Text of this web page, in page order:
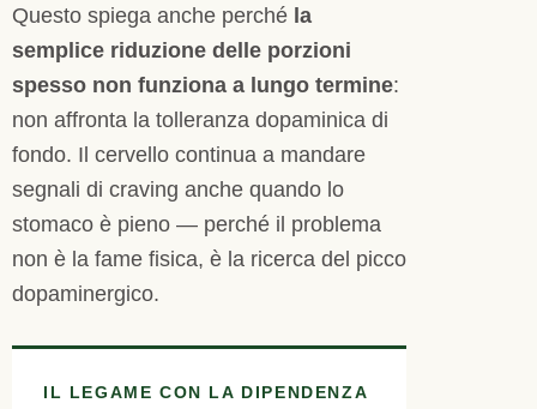
Questo spiega anche perché la
semplice riduzione delle porzioni
spesso non funziona a lungo termine:
non affronta la tolleranza dopaminica di
fondo. Il cervello continua a mandare
segnali di craving anche quando lo
stomaco è pieno — perché il problema
non è la fame fisica, è la ricerca del picco
dopaminergico.
IL LEGAME CON LA DIPENDENZA